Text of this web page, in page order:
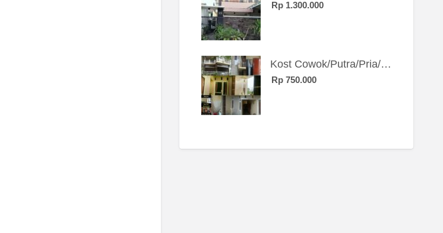
Rp 1.300.000
Kost Cowok/Putra/Pria/Mahasiswa/Karyawan SIngle eksklusif bangunan baru
Rp 750.000